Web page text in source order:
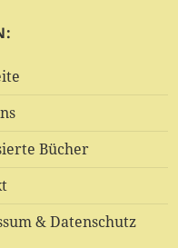
Bücher
& Datenschutz